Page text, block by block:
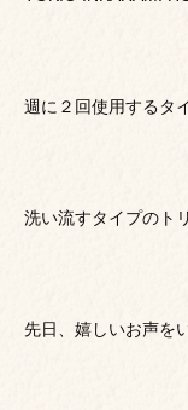
週に２回使用するタ
洗い流すタイプのト
先日、嬉しいお声を